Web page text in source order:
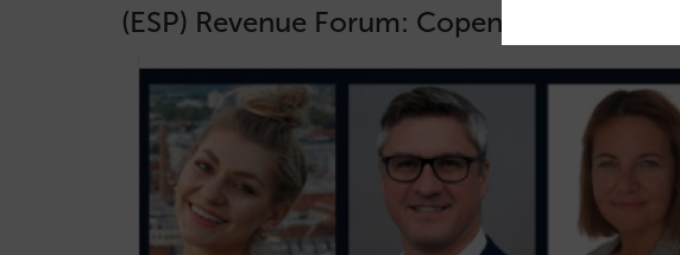
(ESP) Revenue Forum: Copenhague,